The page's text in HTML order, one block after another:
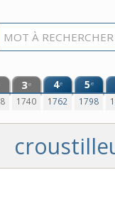
3e
1740
4e
1762
5e
1798